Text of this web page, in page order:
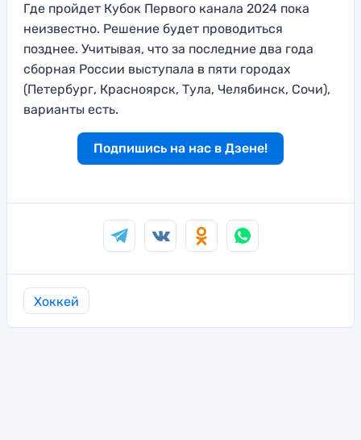
Где пройдет Кубок Первого канала 2024 пока
неизвестно. Решение будет проводиться
позднее. Учитывая, что за последние два года
сборная России выступала в пяти городах
(Петербург, Красноярск, Тула, Челябинск, Сочи),
варианты есть.
Подпишись на нас в Дзене!
Хоккей